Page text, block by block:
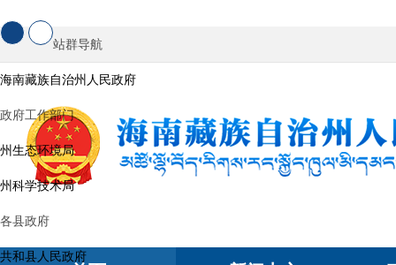
站群导航
海南藏族自治州人民政府
政府工作部门
州生态环境局
州科学技术局
各县政府
共和县人民政府